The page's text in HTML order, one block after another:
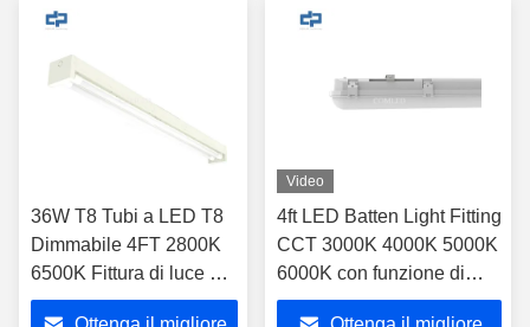
36W T8 Tubi a LED T8
Dimmabile 4FT 2800K
6500K Fittura di luce a
doppio LED
Video
4ft LED Batten Light Fitting
CCT 3000K 4000K 5000K
6000K con funzione di
emergenza